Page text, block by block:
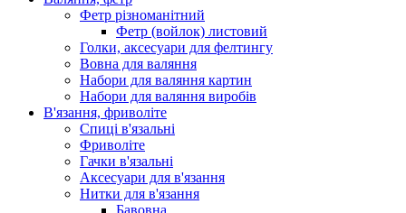
Фетр різноманітний
Фетр (войлок) листовий
Голки, аксесуари для фелтингу
Вовна для валяння
Набори для валяння картин
Набори для валяння виробів
В'язання, фриволіте
Спиці в'язальні
Фриволіте
Гачки в'язальні
Аксесуари для в'язання
Нитки для в'язання
Бавовна